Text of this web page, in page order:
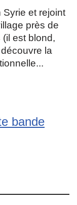
et rejoint
près de
est blond,
la
bande